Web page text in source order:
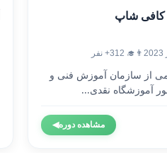
کافی شاپ
👨‍🎓 312+ نفر
از سازمان آموزش فنی و
آموزشگاه نقدی...
مشاهده دوره◀